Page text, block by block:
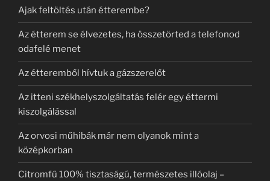
Ajak feltöltés után étterembe?
Az étterem se élvezetes, ha összetörted a telefonod
odafelé menet
Az étteremből hívtuk a gázszerelőt
Az itteni székhelyszolgáltatás felér egy éttermi
kiszolgálással
Az orvosi műhibák már nem olyanok mint a
középkorban
Citromfű 100% tisztaságú, természetes illóolaj –